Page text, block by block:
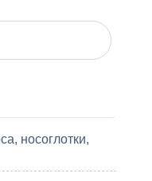
носоглотки,